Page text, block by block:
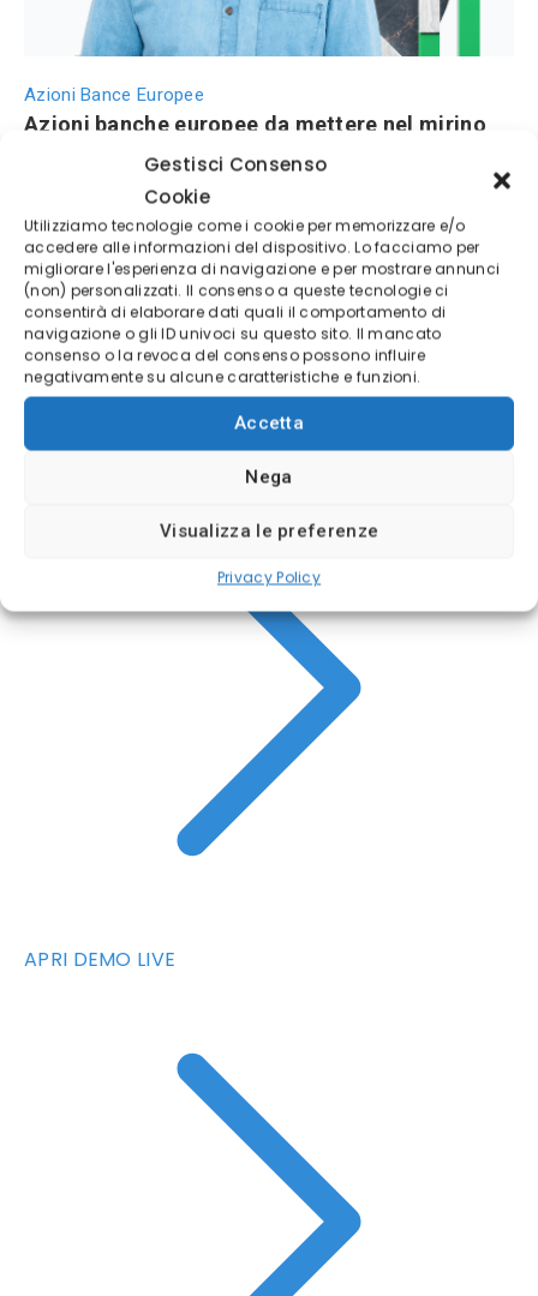
Gestisci Consenso
Cookie
Utilizziamo tecnologie come i cookie per memorizzare e/o
accedere alle informazioni del dispositivo. Lo facciamo per
migliorare l'esperienza di navigazione e per mostrare annunci
(non) personalizzati. Il consenso a queste tecnologie ci
consentirà di elaborare dati quali il comportamento di
navigazione o gli ID univoci su questo sito. Il mancato
consenso o la revoca del consenso possono influire
negativamente su alcune caratteristiche e funzioni.
Accetta
Nega
Visualizza le preferenze
Privacy Policy
Azioni Bance Europee
Azioni banche europee da mettere nel mirino
MIGLIORI PIATTAFORME DI TRADING
(4/5)
✓Sicurezza Gruppo Bancario Svizzero
Deposito minimo100$
Broker regolamentato
APRI DEMO LIVE